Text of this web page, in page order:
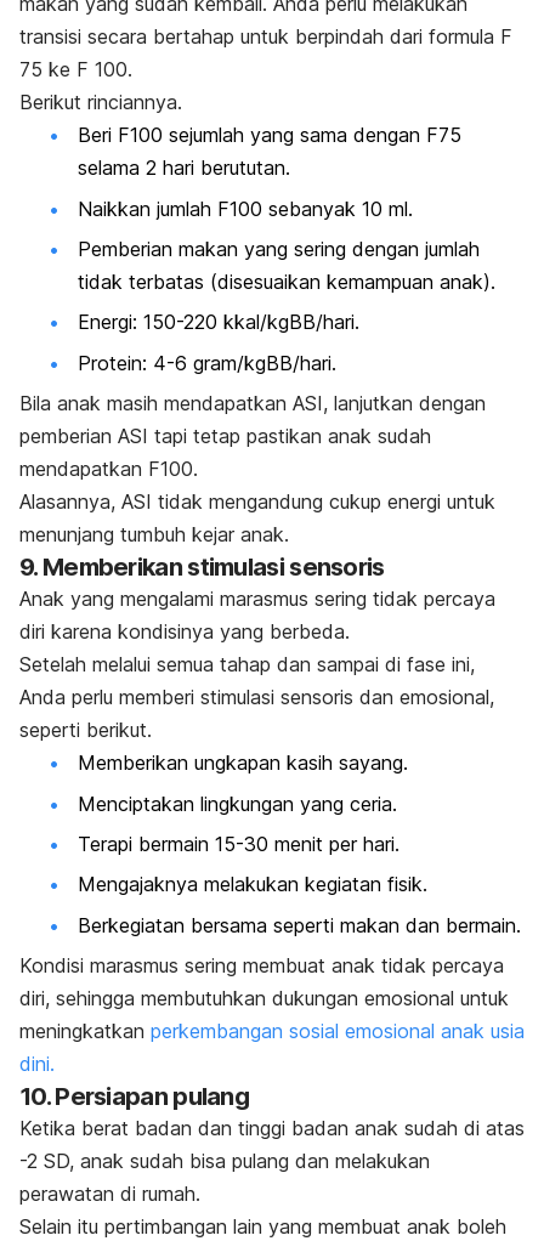
transisi secara bertahap untuk berpindah dari formula F
75 ke F 100.
Berikut rinciannya.
Beri F100 sejumlah yang sama dengan F75
selama 2 hari berututan.
Naikkan jumlah F100 sebanyak 10 ml.
Pemberian makan yang sering dengan jumlah
tidak terbatas (disesuaikan kemampuan anak).
Energi: 150-220 kkal/kgBB/hari.
Protein: 4-6 gram/kgBB/hari.
Bila anak masih mendapatkan ASI, lanjutkan dengan
pemberian ASI tapi tetap pastikan anak sudah
mendapatkan F100.
Alasannya, ASI tidak mengandung cukup energi untuk
menunjang tumbuh kejar anak.
9. Memberikan stimulasi sensoris
Anak yang mengalami marasmus sering tidak percaya
diri karena kondisinya yang berbeda.
Setelah melalui semua tahap dan sampai di fase ini,
Anda perlu memberi stimulasi sensoris dan emosional,
seperti berikut.
Memberikan ungkapan kasih sayang.
Menciptakan lingkungan yang ceria.
Terapi bermain 15-30 menit per hari.
Mengajaknya melakukan kegiatan fisik.
Berkegiatan bersama seperti makan dan bermain.
Kondisi marasmus sering membuat anak tidak percaya
diri, sehingga membutuhkan dukungan emosional untuk
meningkatkan perkembangan sosial emosional anak usia
dini.
10. Persiapan pulang
Ketika berat badan dan tinggi badan anak sudah di atas
-2 SD, anak sudah bisa pulang dan melakukan
perawatan di rumah.
Selain itu pertimbangan lain yang membuat anak boleh